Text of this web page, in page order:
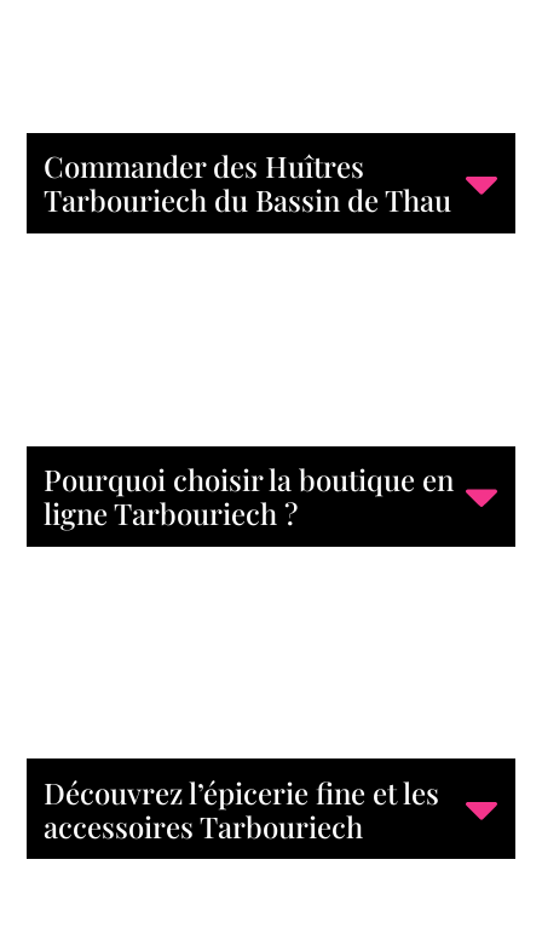
Commander des Huîtres
Tarbouriech du Bassin de Thau
Pourquoi choisir la boutique en
ligne Tarbouriech ?
Découvrez l’épicerie fine et les
accessoires Tarbouriech